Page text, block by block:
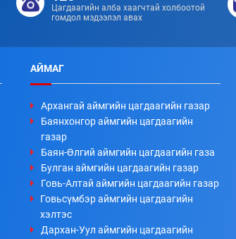
Цагдаагийн алба хаагчтай холбоотой
гомдол мэдээлэл авах
АЙМАГ
Архангай аймгийн цагдаагийн газар
Баянхонгор аймгийн цагдаагийн
газар
Баян-Өлгий аймгийн цагдаагийн газа
Булган аймгийн цагдаагийн газар
Говь-Алтай аймгийн цагдаагийн газар
Говьсүмбэр аймгийн цагдаагийн
хэлтэс
Дархан-Уул аймгийн цагдаагийн